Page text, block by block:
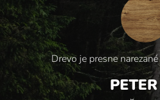
Drevo je presne